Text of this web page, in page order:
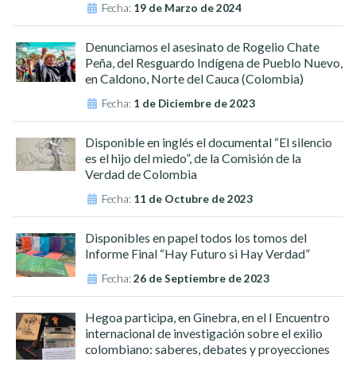
Fecha: 19 de Marzo de 2024
Denunciamos el asesinato de Rogelio Chate
Peña, del Resguardo Indígena de Pueblo Nuevo,
en Caldono, Norte del Cauca (Colombia)
Fecha: 1 de Diciembre de 2023
Disponible en inglés el documental “El silencio
es el hijo del miedo”, de la Comisión de la
Verdad de Colombia
Fecha: 11 de Octubre de 2023
Disponibles en papel todos los tomos del
Informe Final “Hay Futuro si Hay Verdad”
Fecha:26 de Septiembre de 2023
Hegoa participa, en Ginebra, en el I Encuentro
internacional de investigación sobre el exilio
colombiano: saberes, debates y proyecciones